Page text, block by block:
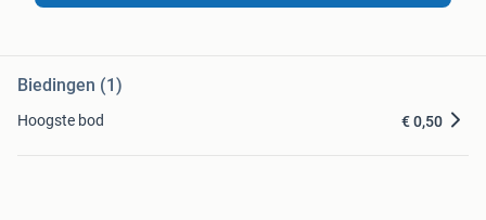
Biedingen (1)
Hoogste bod € 0,50